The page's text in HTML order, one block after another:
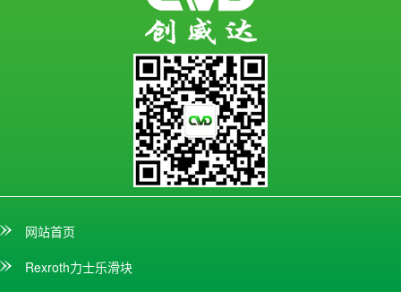
网站首页
Rexroth力士乐滑块